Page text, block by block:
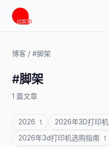
博客 / #脚架
#脚架
1 篇文章
2026 1 2026年3D打印机
2026年3d打印机选购指南 1